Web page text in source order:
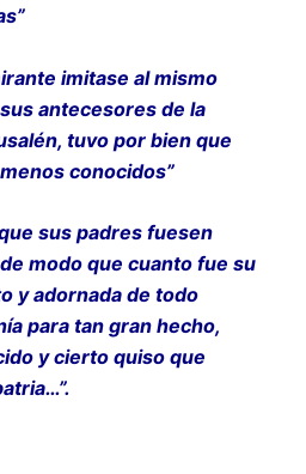
imitase al mismo
antecesores de la
tuvo por bien que
conocidos”
sus padres fuesen
modo que cuanto fue su
y adornada de todo
para tan gran hecho,
y cierto quiso que